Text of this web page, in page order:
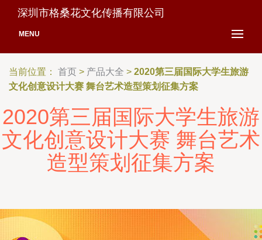
深圳市格桑花文化传播有限公司
MENU
当前位置： 首页 > 产品大全 > 2020第三届国际大学生旅游
文化创意设计大赛 舞台艺术造型策划征集方案
2020第三届国际大学生旅游
文化创意设计大赛 舞台艺术
造型策划征集方案